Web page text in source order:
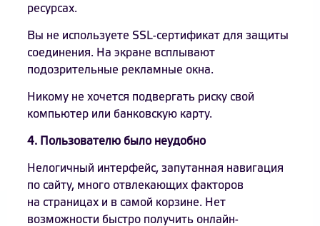
ресурсах.
Вы не используете SSL-сертификат для защиты
соединения. На экране всплывают
подозрительные рекламные окна.
Никому не хочется подвергать риску свой
компьютер или банковскую карту.
4. Пользователю было неудобно
Нелогичный интерфейс, запутанная навигация
по сайту, много отвлекающих факторов
на страницах и в самой корзине. Нет
возможности быстро получить онлайн-